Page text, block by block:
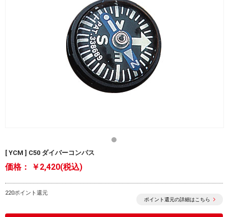
[ YCM ] C50 ダイバーコンパス
価格： ￥2,420(税込)
220ポイント還元
ポイント還元の詳細はこちら